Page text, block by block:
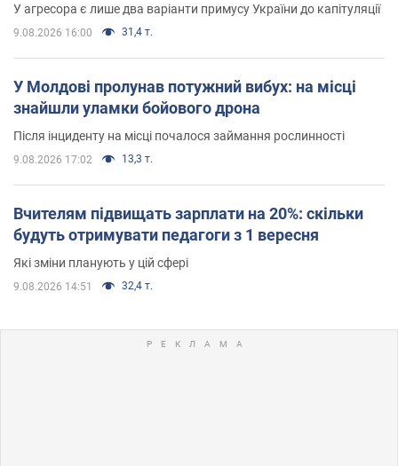
У агресора є лише два варіанти примусу України до капітуляції
9.08.2026 16:00 31,4 т.
У Молдові пролунав потужний вибух: на місці
знайшли уламки бойового дрона
Після інциденту на місці почалося займання рослинності
9.08.2026 17:02 13,3 т.
Вчителям підвищать зарплати на 20%: скільки
будуть отримувати педагоги з 1 вересня
Які зміни планують у цій сфері
9.08.2026 14:51 32,4 т.